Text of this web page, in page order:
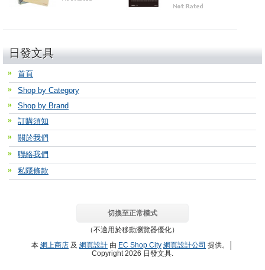
日發文具
首頁
Shop by Category
Shop by Brand
訂購須知
關於我們
聯絡我們
私隱條款
切換至正常模式
（不適用於移動瀏覽器優化）
本 網上商店 及 網頁設計 由 EC Shop City 網頁設計公司 提供。│
Copyright 2026 日發文具.